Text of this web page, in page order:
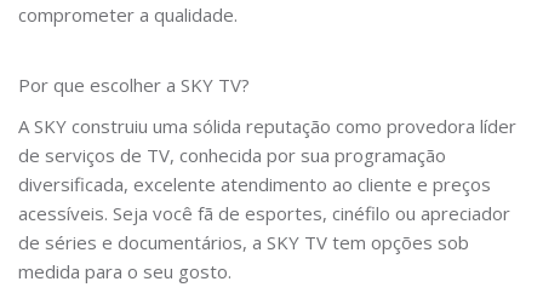
comprometer a qualidade.
Por que escolher a SKY TV?
A SKY construiu uma sólida reputação como provedora líder
de serviços de TV, conhecida por sua programação
diversificada, excelente atendimento ao cliente e preços
acessíveis. Seja você fã de esportes, cinéfilo ou apreciador
de séries e documentários, a SKY TV tem opções sob
medida para o seu gosto.